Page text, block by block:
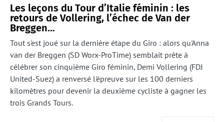
Les leçons du Tour d’Italie féminin : les
retours de Vollering, l’échec de Van der
Breggen…
Tout s'est joué sur la dernière étape du Giro : alors qu'Anna
van der Breggen (SD Worx-ProTime) semblait prête à
célébrer son cinquième Giro féminin, Demi Vollering (FDJ
United-Suez) a renversé l'épreuve sur les 100 derniers
kilomètres pour devenir la deuxième cycliste à gagner les
trois Grands Tours.